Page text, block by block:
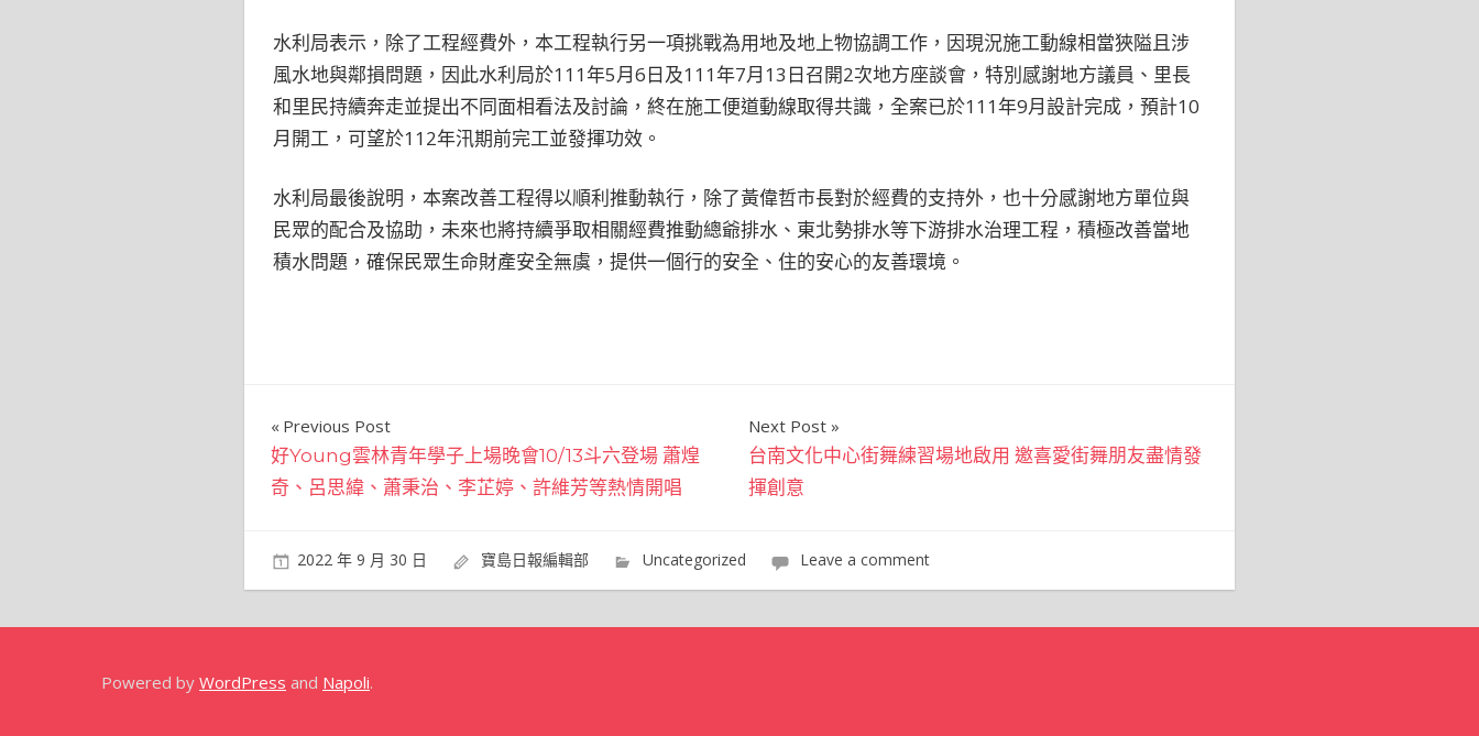
水利局表示，除了工程經費外，本工程執行另一項挑戰為用地及地上物協調工作，因現況施工動線相當狹隘且涉
風水地與鄰損問題，因此水利局於111年5月6日及111年7月13日召開2次地方座談會，特別感謝地方議員、里長
和里民持續奔走並提出不同面相看法及討論，終在施工便道動線取得共識，全案已於111年9月設計完成，預計10
月開工，可望於112年汛期前完工並發揮功效。
水利局最後說明，本案改善工程得以順利推動執行，除了黃偉哲市長對於經費的支持外，也十分感謝地方單位與
民眾的配合及協助，未來也將持續爭取相關經費推動總爺排水、東北勢排水等下游排水治理工程，積極改善當地
積水問題，確保民眾生命財產安全無虞，提供一個行的安全、住的安心的友善環境。
文
章
覽
Previous Post
好Young雲林青年學子上場晚會10/13斗六登場 蕭煌
奇、呂思緯、蕭秉治、李芷婷、許維芳等熱情開唱
Next Post
台南文化中心街舞練習場地啟用 邀喜愛街舞朋友盡情發
揮創意
2022 年 9 月 30 日 寶島日報編輯部 Uncategorized Leave a comment
Powered by WordPress and Napoli.